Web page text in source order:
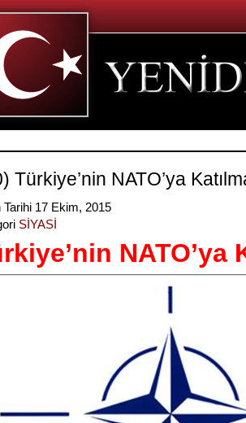
Türkiye’nin NATO’ya
Tarihi 17 Ekim, 2015
SİYASİ
NATO’ya